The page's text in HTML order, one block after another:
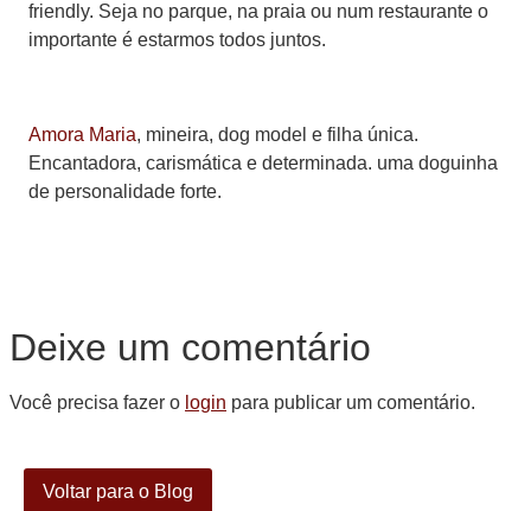
friendly. Seja no parque, na praia ou num restaurante o
importante é estarmos todos juntos.
Amora Maria, mineira, dog model e filha única.
Encantadora, carismática e determinada. uma doguinha
de personalidade forte.
Deixe um comentário
Você precisa fazer o login para publicar um comentário.
Voltar para o Blog